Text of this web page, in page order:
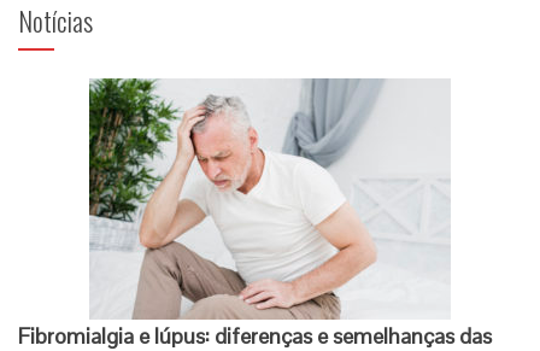
Notícias
Fibromialgia e lúpus: diferenças e semelhanças das